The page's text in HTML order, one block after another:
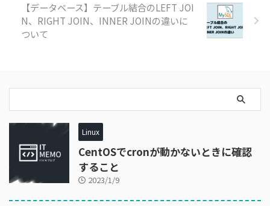
【データベース】テーブル結合のLEFT JOI
N、RIGHT JOIN、INNER JOINの違いに
ついて
Linux
CentOSでcronが動かないときに確認
すること
2023/1/9